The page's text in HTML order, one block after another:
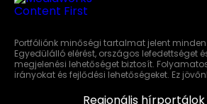
Portfóliónk minőségi tartalmat jelent
Egyedülálló elérést, országos lefedettséget
megjelenési lehetőséget biztosít.
irányokat és fejlődési lehetőségeket. Ez
Regionális hírportálok